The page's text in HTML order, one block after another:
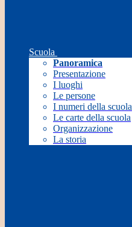
Scuola
Panoramica
Presentazione
I luoghi
Le persone
I numeri della scuola
Le carte della scuola
Organizzazione
La storia